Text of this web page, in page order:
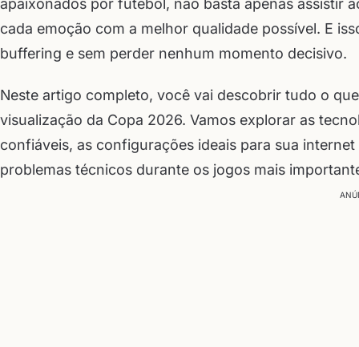
apaixonados por futebol, não basta apenas assistir
cada emoção com a melhor qualidade possível. E
buffering e sem perder nenhum momento decisivo.
Neste artigo completo, você vai descobrir tudo o
visualização da Copa 2026. Vamos explorar as
confiáveis, as configurações ideais para sua
problemas técnicos durante os jogos mais